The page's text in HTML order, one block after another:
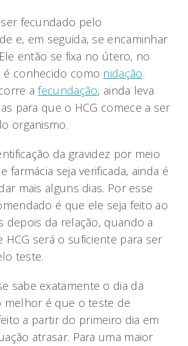
fecundado pelo
e, em seguida, se encaminhar
então se fixa no útero, no
conhecido como nidação.
afecundação, ainda leva
para que o HCG comece a ser
organismo.
da gravidez por meio
farmácia seja verificada, ainda é
mais alguns dias. Por esse
é que ele seja feito ao
depois da relação, quando a
HCG será o suficiente para ser
teste.
sabe exatamente o dia da
melhor é que o teste de
a partir do primeiro dia em
atrasar. Para uma maior